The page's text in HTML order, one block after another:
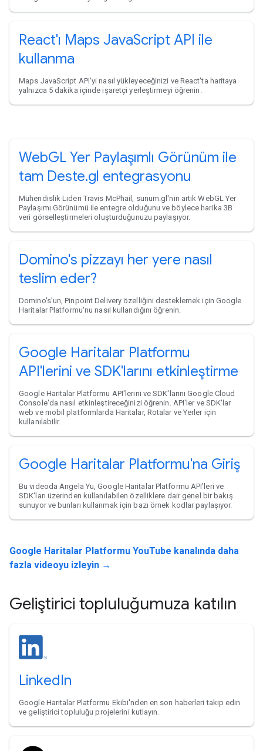
React'ı Maps JavaScript API ile
kullanma
Maps JavaScript API'yi nasıl yükleyeceğinizi ve React'ta haritaya
yalnızca 5 dakika içinde işaretçi yerleştirmeyi öğrenin.
WebGL Yer Paylaşımlı Görünüm ile
tam Deste.gl entegrasyonu
Mühendislik Lideri Travis McPhail, sunum.gl'nin artık WebGL Yer
Paylaşımı Görünümü ile entegre olduğunu ve böylece harika 3B
veri görselleştirmeleri oluşturduğunuzu paylaşıyor.
Domino's pizzayı her yere nasıl
teslim eder?
Domino's'un, Pinpoint Delivery özelliğini desteklemek için Google
Haritalar Platformu'nu nasıl kullandığını öğrenin.
Google Haritalar Platformu
API'lerini ve SDK'larını etkinleştirme
Google Haritalar Platformu API'lerini ve SDK'larını Google Cloud
Console'da nasıl etkinleştireceğinizi öğrenin. API'ler ve SDK'lar
web ve mobil platformlarda Haritalar, Rotalar ve Yerler için
kullanılabilir.
Google Haritalar Platformu'na Giriş
Bu videoda Angela Yu, Google Haritalar Platformu API'leri ve
SDK'ları üzerinden kullanılabilen özelliklere dair genel bir bakış
sunuyor ve bunları kullanmak için bazı örnek kodlar paylaşıyor.
Google Haritalar Platformu YouTube kanalında daha
fazla videoyu izleyin →
Geliştirici topluluğumuza katılın
LinkedIn
Google Haritalar Platformu Ekibi'nden en son haberleri takip edin
ve geliştirici topluluğu projelerini kutlayın.